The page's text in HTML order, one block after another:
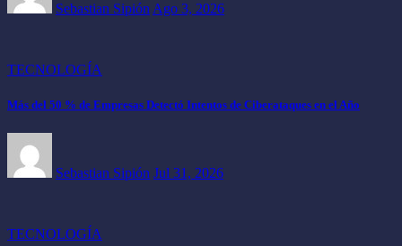
Sebastian Sipión Ago 3, 2026
TECNOLOGÍA
Más del 50 % de Empresas Detectó Intentos de Ciberataques en el Año
Sebastian Sipión Jul 31, 2026
TECNOLOGÍA